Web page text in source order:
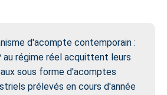
d'acompte contemporain :
au régime réel acquittent leurs
sous forme d'acomptes
prélevés en cours d'année